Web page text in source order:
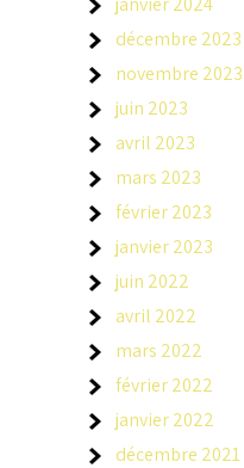
décembre 2023
novembre 2023
juin 2023
avril 2023
mars 2023
février 2023
janvier 2023
juin 2022
avril 2022
mars 2022
février 2022
janvier 2022
décembre 2021